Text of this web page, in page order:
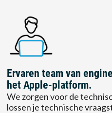
Ervaren team van
het Apple-platform.
We zorgen voor de
lossen je technische